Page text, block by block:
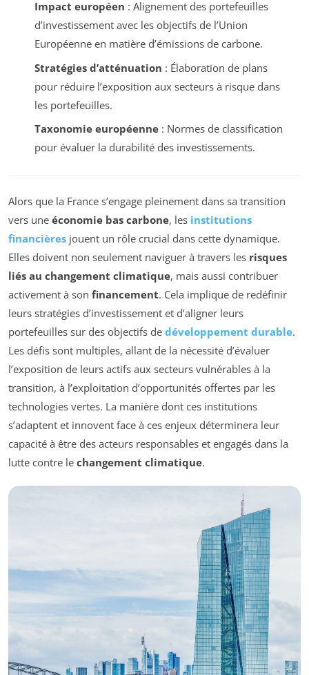
Impact européen : Alignement des portefeuilles
d’investissement avec les objectifs de l’Union
Européenne en matière d’émissions de carbone.
Stratégies d’atténuation : Élaboration de plans
pour réduire l’exposition aux secteurs à risque dans
les portefeuilles.
Taxonomie européenne: Normes de classification
pour évaluer la durabilité des investissements.
Alors que la France s’engage pleinement dans sa transition
vers une économie bas carbone, les institutions
financières jouent un rôle crucial dans cette dynamique.
Elles doivent non seulement naviguer à travers les risques
liés au changement climatique, mais aussi contribuer
activement à son financement. Cela implique de redéfinir
leurs stratégies d’investissement et d’aligner leurs
portefeuilles sur des objectifs de développement durable.
Les défis sont multiples, allant de la nécessité d’évaluer
l’exposition de leurs actifs aux secteurs vulnérables à la
transition, à l’exploitation d’opportunités offertes par les
technologies vertes. La manière dont ces institutions
s’adaptent et innovent face à ces enjeux déterminera leur
capacité à être des acteurs responsables et engagés dans la
lutte contre le changement climatique.